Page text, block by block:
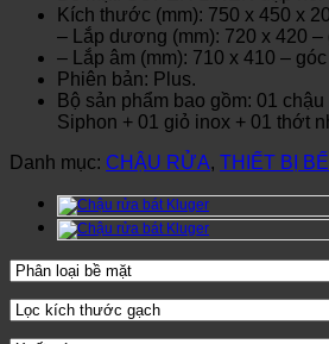
Kích thước (mm): 750 x 450 x
– Lắp dương (mm): 720 x 420 –
– Lắp âm (mm): 710 x 410 –
Phiên bản: Plus.
Bộ sản phẩm bao gồm: 01 chậu
Siphon + 01 giỏ inox + 01 thớt
Danh mục: CHẬU RỬA, THIẾT BỊ